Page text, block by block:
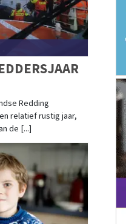
Redding
relatief rustig jaar,
de [...]